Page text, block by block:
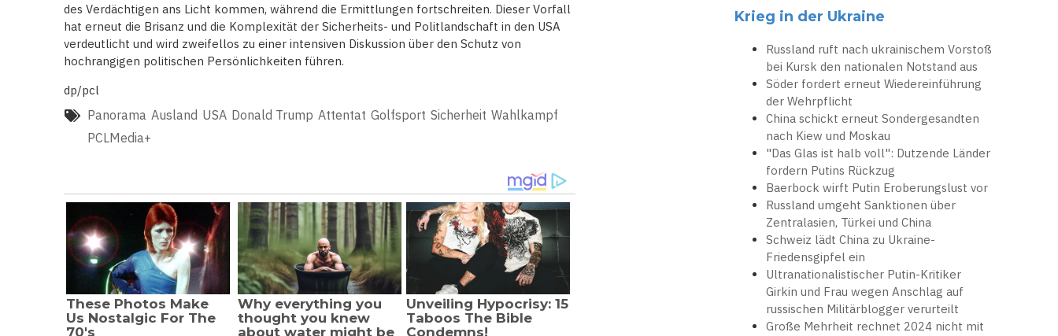
des Verdächtigen ans Licht kommen, während die Ermittlungen fortschreiten. Dieser Vorfall
hat erneut die Brisanz und die Komplexität der Sicherheits- und Politlandschaft in den USA
verdeutlicht und wird zweifellos zu einer intensiven Diskussion über den Schutz von
hochrangigen politischen Persönlichkeiten führen.
dp/pcl
Panorama Ausland USA Donald Trump Attentat Golfsport Sicherheit Wahlkampf
PCLMedia+
Krieg in der Ukraine
Russland ruft nach ukrainischem Vorstoß
bei Kursk den nationalen Notstand aus
Söder fordert erneut Wiedereinführung
der Wehrpflicht
China schickt erneut Sondergesandten
nach Kiew und Moskau
"Das Glas ist halb voll": Dutzende Länder
fordern Putins Rückzug
Baerbock wirft Putin Eroberungslust vor
Russland umgeht Sanktionen über
Zentralasien, Türkei und China
Schweiz lädt China zu Ukraine-
Friedensgipfel ein
Ultranationalistischer Putin-Kritiker
Girkin und Frau wegen Anschlag auf
russischen Militärblogger verurteilt
Große Mehrheit rechnet 2024 nicht mit